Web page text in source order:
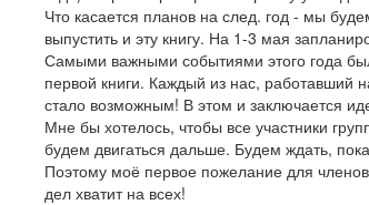
Что касается планов на след. год - мы
выпустить и эту книгу. На 1-3 мая
Самыми важными событиями этого года
первой книги. Каждый из нас, работавший
стало возможным! В этом и заключается
Мне бы хотелось, чтобы все участники
будем двигаться дальше. Будем ждать,
Поэтому моё первое пожелание для
дел хватит на всех!